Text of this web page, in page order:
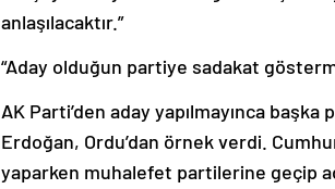
anlaşılacaktır.”
“Aday olduğun partiye sadakat
AK Parti’den aday yapılmayınca
Erdoğan, Ordu’dan örnek verdi.
yaparken muhalefet partilerine geçip